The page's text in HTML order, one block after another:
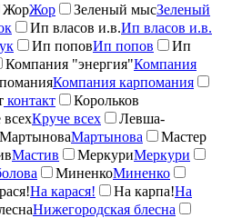
ЖорЖор Зеленый мысЗеленый
Ип власов и.в.Ип власов и.в.
Ип поповИп попов
Ип
Компания "энергия"Компания
Компания карпомания
контакт
Корольков
Круче всех
Левша-
МартыноваМартынова
Мастер
Мастив МеркуриМеркури
МиненкоМиненко
На карася! На карпа!На
Нижегородская блесна